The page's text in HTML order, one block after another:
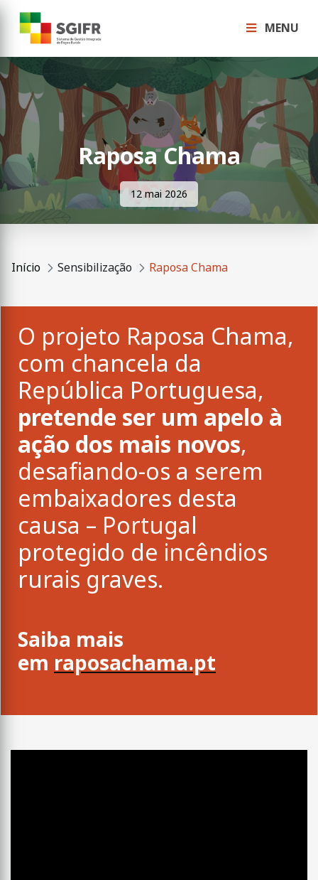
MENU
Raposa Chama
12 mai 2026
Início Sensibilização Raposa Chama
O projeto Raposa Chama,
com chancela da
República Portuguesa,
pretende ser um apelo à
ação dos mais novos,
desafiando-os a serem
embaixadores desta
causa – Portugal
protegido de incêndios
rurais graves.
Saiba mais
em raposachama.pt